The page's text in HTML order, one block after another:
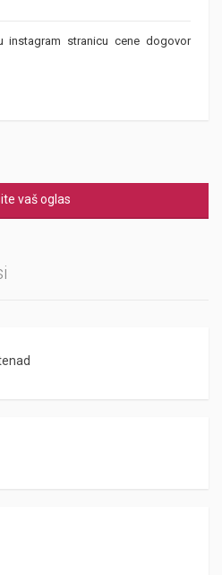
instagram stranicu cene dogovor
vaš oglas